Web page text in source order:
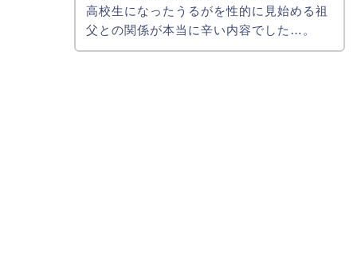
高校生になったうるがを性的に見始める祖
父との関係が本当に辛い内容でした…。